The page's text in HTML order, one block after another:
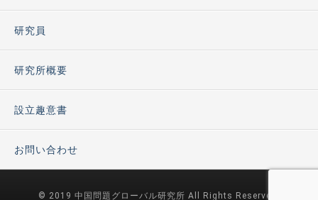
研究員
研究所概要
設立趣意書
お問い合わせ
© 2019 中国問題グローバル研究所 All Rights Reserved.